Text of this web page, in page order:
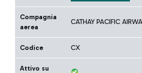
Compagnia
aerea
CATHAY PACIFIC
Codice CX
Attivo su